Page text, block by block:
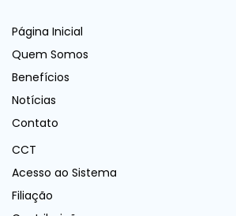
Página Inicial
Quem Somos
Benefícios
Notícias
Contato
CCT
Acesso ao Sistema
Filiação